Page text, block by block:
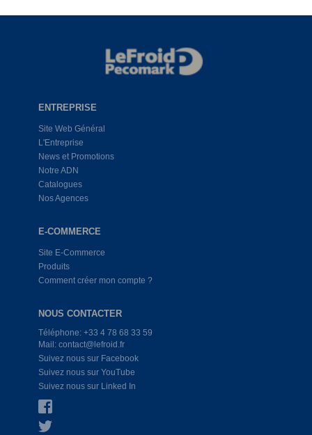
ENTREPRISE
Site Web Général
L'Entreprise
News et Promotions
Notre ADN
Catalogues
Nos Agences
E-COMMERCE
Site E-Commerce
Produits
Comment créer mon compte ?
NOUS CONTACTER
Téléphone: +33 4 78 68 33 59
Mail: contact@lefroid.fr
Suivez nous sur Facebook
Suivez nous sur YouTube
Suivez nous sur Linked In